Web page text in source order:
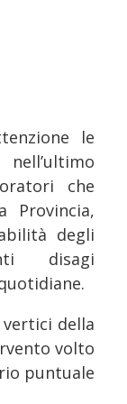
le
che
Provincia,
degli
disagi
della
volto
puntuale